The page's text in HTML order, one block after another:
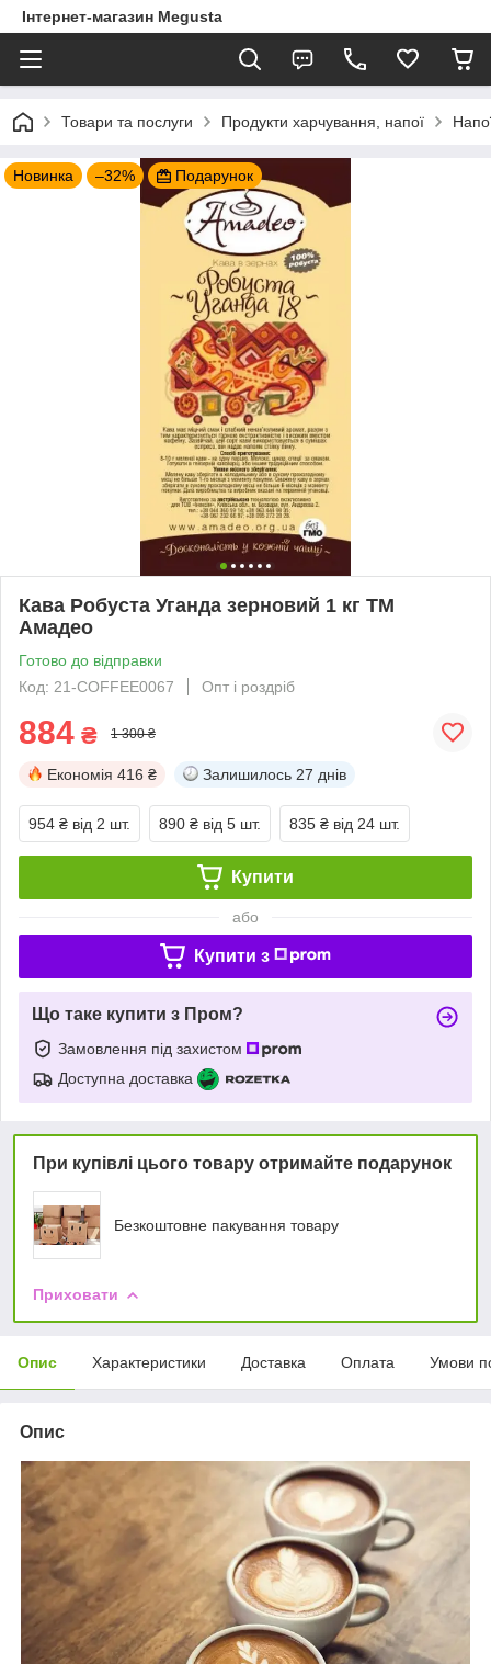
Інтернет-магазин Megusta
Товари та послуги Продукти харчування, напої
Новинка –32% Подарунок
Кава Робуста Уганда зерновий 1 кг ТМ
Амадео
Готово до відправки
Код: 21-COFFEE0067
Опт і роздріб
884 ₴ 1 300 ₴
Економія 416 ₴ Залишилось 27 днів
954 ₴ від 2 шт. 890 ₴ від 5 шт. 835 ₴ від 24 шт.
Купити
або
Купити з
Що таке купити з Пром?
Замовлення під захистом
Доступна доставка
При купівлі цього товару отримайте подарунок
Безкоштовне пакування товару
Приховати
Опис Характеристики Доставка Оплата Умови
Опис